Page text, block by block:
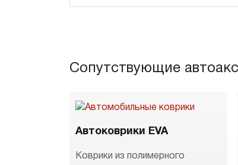
Сопутствующие
Автоковрики EVA
Коврики из полимерного